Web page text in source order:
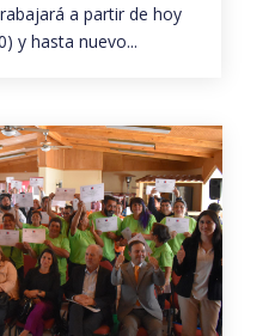
a partir de hoy
y hasta nuevo...